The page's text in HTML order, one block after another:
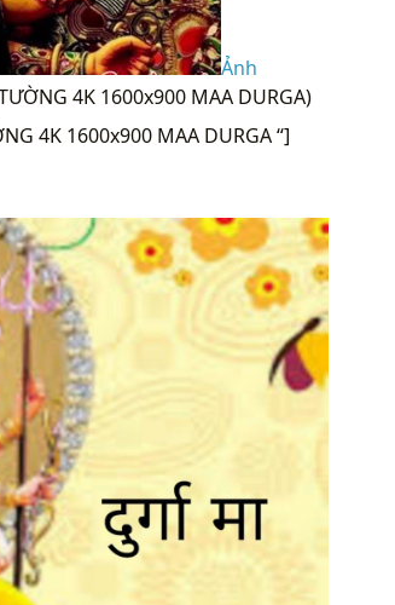
Ảnh
4K 1600x900 MAA DURGA)
4K 1600x900 MAA DURGA “]